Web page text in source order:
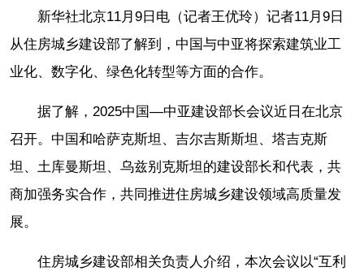
新华社北京11月9日电（记者王优玲）记者11月9日
从住房城乡建设部了解到，中国与中亚将探索建筑业工
业化、数字化、绿色化转型等方面的合作。
据了解，2025中国—中亚建设部长会议近日在北京
召开。中国和哈萨克斯坦、吉尔吉斯斯坦、塔吉克斯
坦、土库曼斯坦、乌兹别克斯坦的建设部长和代表，共
商加强务实合作，共同推进住房城乡建设领域高质量发
展。
住房城乡建设部相关负责人介绍，本次会议以“互利